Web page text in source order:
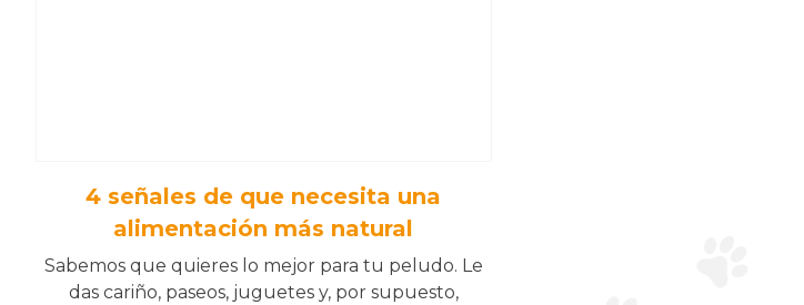
4 señales de que necesita una
alimentación más natural
Sabemos que quieres lo mejor para tu peludo. Le
das cariño, paseos, juguetes y, por supuesto,